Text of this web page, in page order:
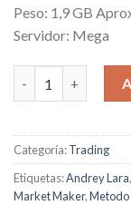
Peso: 1,9 GB
Servidor: Mega
Método BTMM:
Categoría:Trading
Etiquetas:Andrey Lara,
Market Maker,Metodo